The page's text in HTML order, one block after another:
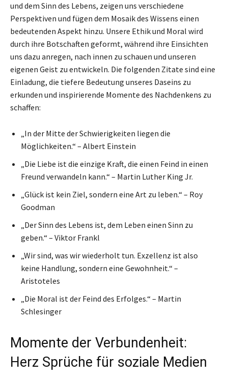
und dem Sinn des Lebens, zeigen uns verschiedene
Perspektiven und fügen dem Mosaik des Wissens einen
bedeutenden Aspekt hinzu. Unsere Ethik und Moral wird
durch ihre Botschaften geformt, während ihre Einsichten
uns dazu anregen, nach innen zu schauen und unseren
eigenen Geist zu entwickeln. Die folgenden Zitate sind eine
Einladung, die tiefere Bedeutung unseres Daseins zu
erkunden und inspirierende Momente des Nachdenkens zu
schaffen:
„In der Mitte der Schwierigkeiten liegen die
Möglichkeiten.“ – Albert Einstein
„Die Liebe ist die einzige Kraft, die einen Feind in einen
Freund verwandeln kann.“ – Martin Luther King Jr.
„Glück ist kein Ziel, sondern eine Art zu leben.“ – Roy
Goodman
„Der Sinn des Lebens ist, dem Leben einen Sinn zu
geben.“ – Viktor Frankl
„Wir sind, was wir wiederholt tun. Exzellenz ist also
keine Handlung, sondern eine Gewohnheit.“ –
Aristoteles
„Die Moral ist der Feind des Erfolges.“ – Martin
Schlesinger
Momente der Verbundenheit:
Herz Sprüche für soziale Medien